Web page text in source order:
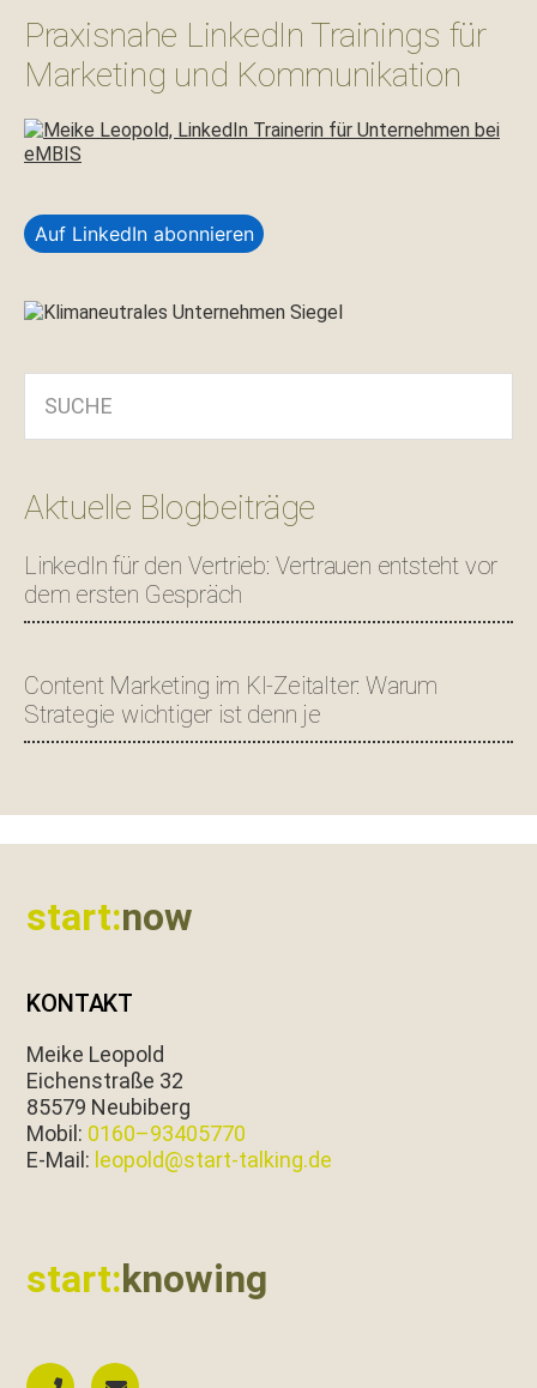
Praxisnahe LinkedIn Trainings für
Marketing und Kommunikation
Auf LinkedIn abonnieren
Aktuelle Blogbeiträge
LinkedIn für den Vertrieb: Vertrauen entsteht vor
dem ersten Gespräch
Content Marketing im KI-Zeitalter: Warum
Strategie wichtiger ist denn je
start:now
KONTAKT
Meike Leopold
Eichen­straße 32
85579 Neubiberg
Mobil: 0160–93405770
E‑Mail: leopold@start-talking.de
start:knowing